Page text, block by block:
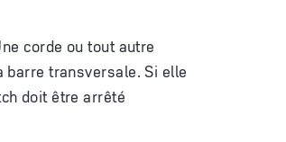
corde ou tout autre
barre transversale. Si elle
doit être arrêté